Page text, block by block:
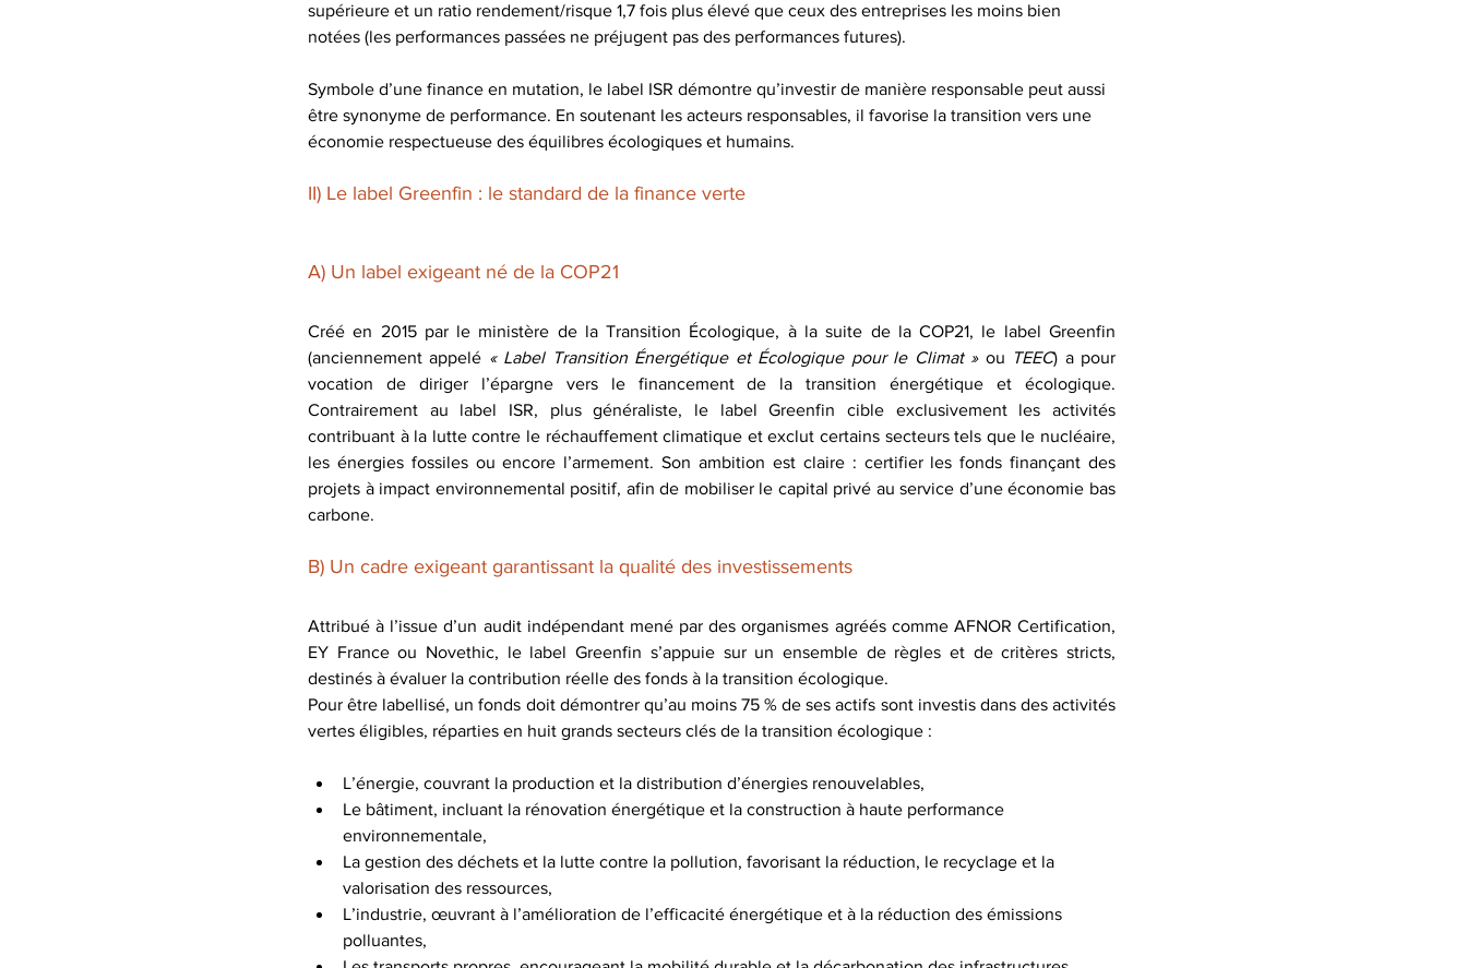
supérieure et un ratio rendement/risque 1,7 fois plus élevé que ceux des entreprises les moins bien
notées (les performances passées ne préjugent pas des performances futures).
Symbole d’une finance en mutation, le label ISR démontre qu’investir de manière responsable peut aussi
être synonyme de performance. En soutenant les acteurs responsables, il favorise la transition vers une
économie respectueuse des équilibres écologiques et humains.
II) Le label Greenfin : le standard de la finance verte
A) Un label exigeant né de la COP21
Créé en 2015 par le ministère de la Transition Écologique, à la suite de la COP21, le label Greenfin
(anciennement appelé « Label Transition Énergétique et Écologique pour le Climat » ou TEEC) a pour
vocation de diriger l’épargne vers le financement de la transition énergétique et écologique.
Contrairement au label ISR, plus généraliste, le label Greenfin cible exclusivement les activités
contribuant à la lutte contre le réchauffement climatique et exclut certains secteurs tels que le nucléaire,
les énergies fossiles ou encore l’armement. Son ambition est claire : certifier les fonds finançant des
projets à impact environnemental positif, afin de mobiliser le capital privé au service d’une économie bas
carbone.
B) Un cadre exigeant garantissant la qualité des investissements
Attribué à l’issue d’un audit indépendant mené par des organismes agréés comme AFNOR Certification,
EY France ou Novethic, le label Greenfin s’appuie sur un ensemble de règles et de critères stricts,
destinés à évaluer la contribution réelle des fonds à la transition écologique.
Pour être labellisé, un fonds doit démontrer qu’au moins 75 % de ses actifs sont investis dans des activités
vertes éligibles, réparties en huit grands secteurs clés de la transition écologique :
L’énergie, couvrant la production et la distribution d’énergies renouvelables,
Le bâtiment, incluant la rénovation énergétique et la construction à haute performance
environnementale,
La gestion des déchets et la lutte contre la pollution, favorisant la réduction, le recyclage et la
valorisation des ressources,
L’industrie, œuvrant à l’amélioration de l’efficacité énergétique et à la réduction des émissions
polluantes,